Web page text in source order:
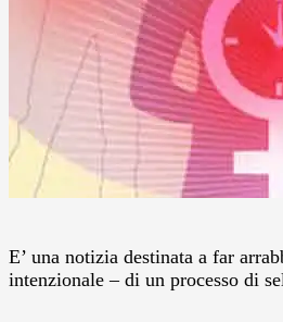
E’ una notizia destinata a far
intenzionale – di un processo di